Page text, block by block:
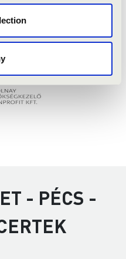
- PÉCS -